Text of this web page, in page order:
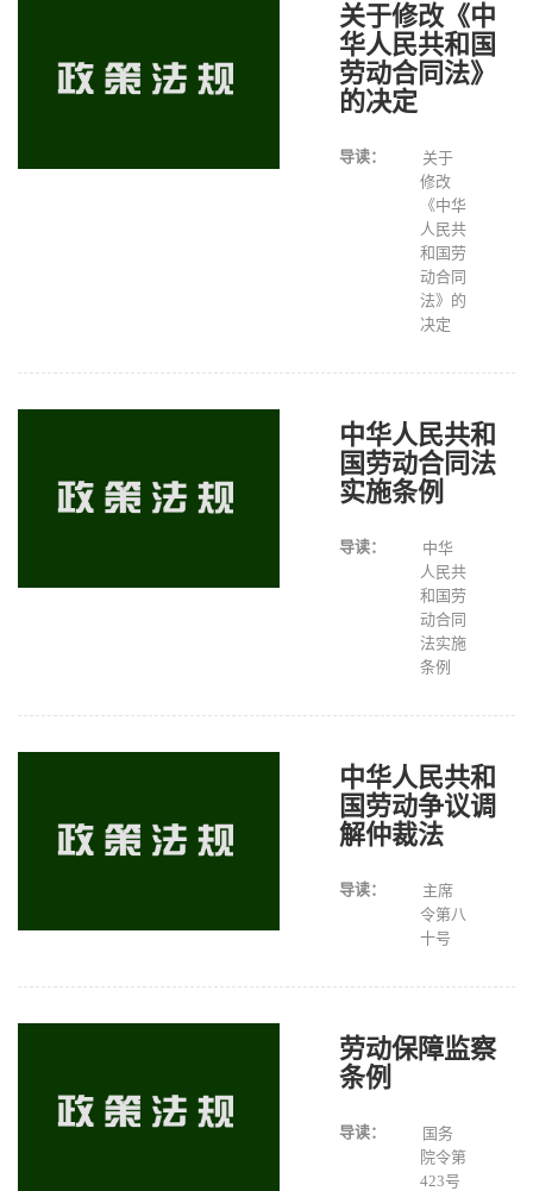
关于修改《中
华人民共和国
劳动合同法》
的决定
导读：
关于
修改
《中华
人民共
和国劳
动合同
法》的
决定
中华人民共和
国劳动合同法
实施条例
导读：
中华
人民共
和国劳
动合同
法实施
条例
中华人民共和
国劳动争议调
解仲裁法
导读：
主席
令第八
十号
劳动保障监察
条例
导读：
国务
院令第
423号